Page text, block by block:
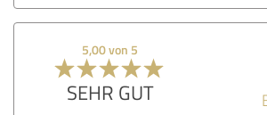
5,00 von 5
SEHR GUT